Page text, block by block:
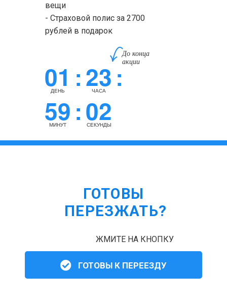
вещи
- Страховой полис за 2700
рублей в подарок
До конца
акции
01:
ДЕНЬ 23:
ЧАСА
59:
МИНУТ 01
СЕКУНДА
ГОТОВЫ
ПЕРЕЗЖАТЬ?
ЖМИТЕ НА КНОПКУ
ГОТОВЫ К ПЕРЕЕЗДУ